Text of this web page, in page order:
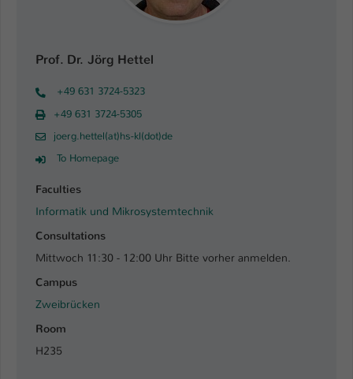
Prof. Dr. Jörg Hettel
+49 631 3724-5323
+49 631 3724-5305
joerg.hettel(at)hs-kl(dot)de
To Homepage
Faculties
Informatik und Mikrosystemtechnik
Consultations
Mittwoch 11:30 - 12:00 Uhr Bitte vorher anmelden.
Campus
Zweibrücken
Room
H235
Einstellungen. Unter anderem eine zufällig
generierte ID, für die historische
Einstellungen, falls der Webseiten-
Name
Anbieter TYPO3
Laufzeit
Zweck
eines Intranet-Logins die Session-ID. So